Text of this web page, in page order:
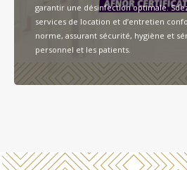
garantir une désinfection optimale.
services de location et d’entretien
norme, assurant sécurité, hygiène et
personnel et les patients.